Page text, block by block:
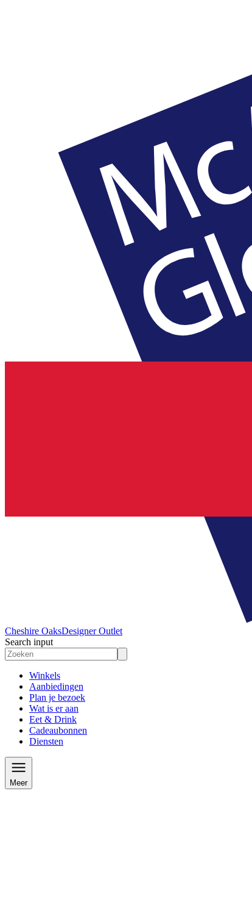
Cheshire OaksDesigner Outlet
Search input
Winkels
Aanbiedingen
Plan je bezoek
Wat is er aan
Eet & Drink
Cadeaubonnen
Diensten
Meer